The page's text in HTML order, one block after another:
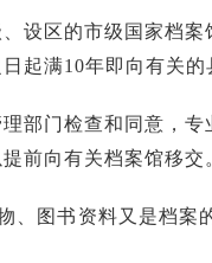
设区的市级国家档
起满10年即向有关的
部门检查和同意，
前向有关档案馆移交
、图书资料又是档案